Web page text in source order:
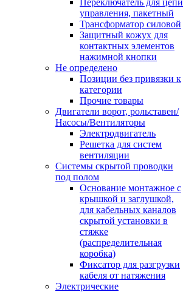
Переключатель для цепи
управления, пакетный
Трансформатор силовой
Защитный кожух для
контактных элементов
нажимной кнопки
Не определено
Позиции без привязки к
категории
Прочие товары
Двигатели ворот, рольставен/
Насосы/Вентиляторы
Электродвигатель
Решетка для систем
вентиляции
Системы скрытой проводки
под полом
Основание монтажное с
крышкой и заглушкой,
для кабельных каналов
скрытой установки в
стяжке
(распределительная
коробка)
Фиксатор для разгрузки
кабеля от натяжения
Электрические